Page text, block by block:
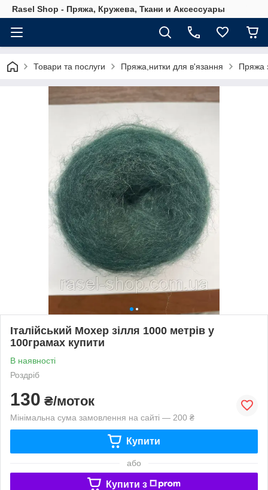
Rasel Shop - Пряжа, Кружева, Ткани и Аксессуары
Товари та послуги Пряжа,нитки для в'язання Пряжа
Італійський Мохер зілля 1000 метрів у
100грамах купити
В наявності
Роздріб
130 ₴/моток
Мінімальна сума замовлення на сайті — 200 ₴
Купити
або
Купити з